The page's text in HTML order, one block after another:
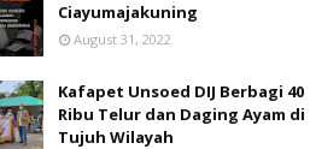
Ciayumajakuning
August 31, 2022
Kafapet Unsoed DIJ Berbagi 40
Ribu Telur dan Daging Ayam di
Tujuh Wilayah